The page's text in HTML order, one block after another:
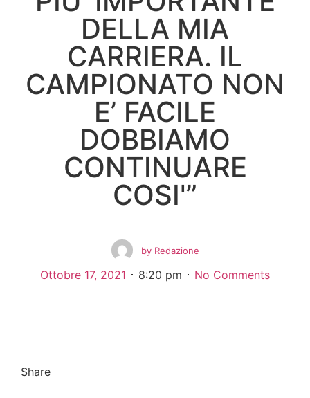
DELLA MIA
CARRIERA. IL
CAMPIONATO NON
E’ FACILE
DOBBIAMO
CONTINUARE
COSI'”
byRedazione
Ottobre 17, 2021 8:20 pm No Comments
Share